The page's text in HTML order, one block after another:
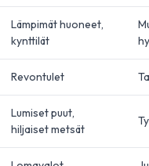
Lämpimät huoneet,
kynttilät
Revontulet
Lumiset puut,
hiljaiset metsät